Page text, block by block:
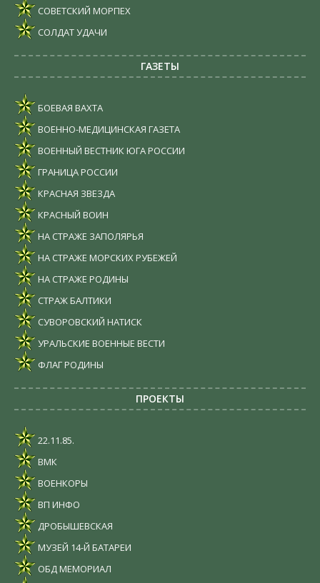
СОВЕТСКИЙ МОРПЕХ
СОЛДАТ УДАЧИ
ГАЗЕТЫ
БОЕВАЯ ВАХТА
ВОЕННО-МЕДИЦИНСКАЯ ГАЗЕТА
ВОЕННЫЙ ВЕСТНИК ЮГА РОССИИ
ГРАНИЦА РОССИИ
КРАСНАЯ ЗВЕЗДА
КРАСНЫЙ ВОИН
НА СТРАЖЕ ЗАПОЛЯРЬЯ
НА СТРАЖЕ МОРСКИХ РУБЕЖЕЙ
НА СТРАЖЕ РОДИНЫ
СТРАЖ БАЛТИКИ
СУВОРОВСКИЙ НАТИСК
УРАЛЬСКИЕ ВОЕННЫЕ ВЕСТИ
ФЛАГ РОДИНЫ
ПРОЕКТЫ
22.11.85.
ВМК
ВОЕНКОРЫ
ВП ИНФО
ДРОБЫШЕВСКАЯ
МУЗЕЙ 14-Й БАТАРЕИ
ОБД МЕМОРИАЛ